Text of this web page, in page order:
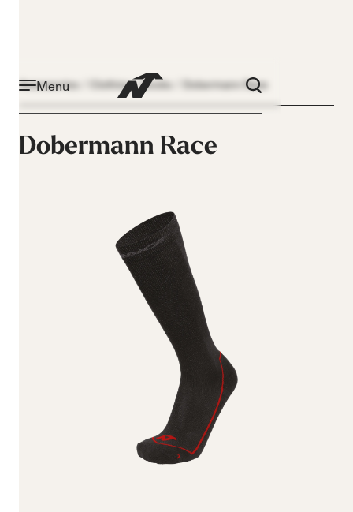
Menu
Accessories Clothing Socks Dobermann Race
Dobermann Race